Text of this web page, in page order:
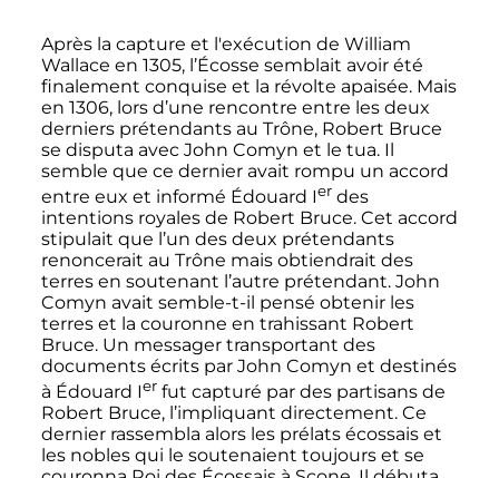
Après la capture et l'exécution de William
Wallace en 1305, l’Écosse semblait avoir été
finalement conquise et la révolte apaisée. Mais
en 1306, lors d’une rencontre entre les deux
derniers prétendants au Trône, Robert Bruce
se disputa avec John Comyn et le tua. Il
semble que ce dernier avait rompu un accord
entre eux et informé Édouard Ierdes
intentions royales de Robert Bruce. Cet accord
stipulait que l’un des deux prétendants
renoncerait au Trône mais obtiendrait des
terres en soutenant l’autre prétendant. John
Comyn avait semble-t-il pensé obtenir les
terres et la couronne en trahissant Robert
Bruce. Un messager transportant des
documents écrits par John Comyn et destinés
à Édouard Ier fut capturé par des partisans de
Robert Bruce, l’impliquant directement. Ce
dernier rassembla alors les prélats écossais et
les nobles qui le soutenaient toujours et se